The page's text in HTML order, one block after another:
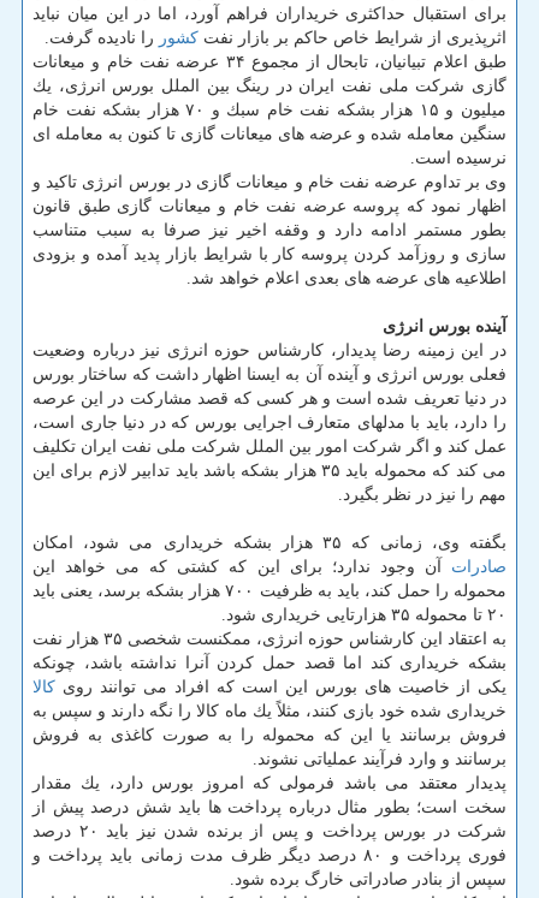
برای استقبال حداكثری خریداران فراهم آورد، اما در این میان نباید
اثرپذیری از شرایط خاص حاكم بر بازار نفت كشور را نادیده گرفت.
طبق اعلام تبیانیان، تابحال از مجموع ۳۴ عرضه نفت خام و میعانات
گازی شركت ملی نفت ایران در رینگ بین الملل بورس انرژی، یك
میلیون و ۱۵ هزار بشكه نفت خام سبك و ۷۰ هزار بشكه نفت خام
سنگین معامله شده و عرضه های میعانات گازی تا كنون به معامله ای
نرسیده است.
وی بر تداوم عرضه نفت خام و میعانات گازی در بورس انرژی تاكید و
اظهار نمود كه پروسه عرضه نفت خام و میعانات گازی طبق قانون
بطور مستمر ادامه دارد و وقفه اخیر نیز صرفا به سبب متناسب
سازی و روزآمد كردن پروسه كار با شرایط بازار پدید آمده و بزودی
اطلاعیه های عرضه های بعدی اعلام خواهد شد.
آینده بورس انرژی
در این زمینه رضا پدیدار، كارشناس حوزه انرژی نیز درباره وضعیت
فعلی بورس انرژی و آینده آن به ایسنا اظهار داشت كه ساختار بورس
در دنیا تعریف شده است و هر كسی كه قصد مشاركت در این عرصه
را دارد، باید با مدلهای متعارف اجرایی بورس كه در دنیا جاری است،
عمل كند و اگر شركت امور بین الملل شركت ملی نفت ایران تكلیف
می كند كه محموله باید ۳۵ هزار بشكه باشد باید تدابیر لازم برای این
مهم را نیز در نظر بگیرد.
بگفته وی، زمانی كه ۳۵ هزار بشكه خریداری می شود، امكان
صادرات آن وجود ندارد؛ برای این كه كشتی كه می خواهد این
محموله را حمل كند، باید به ظرفیت ۷۰۰ هزار بشكه برسد، یعنی باید
۲۰ تا محموله ۳۵ هزارتایی خریداری شود.
به اعتقاد این كارشناس حوزه انرژی، ممكنست شخصی ۳۵ هزار نفت
بشكه خریداری كند اما قصد حمل كردن آنرا نداشته باشد، چونكه
یكی از خاصیت های بورس این است كه افراد می توانند روی كالا
خریداری شده خود بازی كنند، مثلاً یك ماه كالا را نگه دارند و سپس به
فروش برسانند یا این كه محموله را به صورت كاغذی به فروش
برسانند و وارد فرآیند عملیاتی نشوند.
پدیدار معتقد می باشد فرمولی كه امروز بورس دارد، یك مقدار
سخت است؛ بطور مثال درباره پرداخت ها باید شش درصد پیش از
شركت در بورس پرداخت و پس از برنده شدن نیز باید ۲۰ درصد
فوری پرداخت و ۸۰ درصد دیگر ظرف مدت زمانی باید پرداخت و
سپس از بنادر صادراتی خارگ برده شود.